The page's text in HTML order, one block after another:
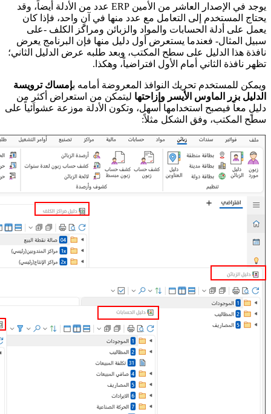
يوجد في الإصدار العاشر من الأمين ERP عدد من الأدلة أيضاً، وقد
يحتاج المستخدم إلى التعامل مع عدد منها في آنٍ واحد، فإذا كان
يعمل على أدلة الحسابات والمواد والزبائن ومراكز الكلف -على
سبيل المثال- فعندما يستعرض أول دليل منها فإن البرنامج يعرض
نافذة هذا الدليل على سطح المكتب، وبعد طلبه عرض الدليل الثاني؛
تظهر نافذة الثاني أمام الأول افتراضياً، وهكذا.
ويمكن للمستخدم تحريك النوافذ المعروضة أمامه بإمساك ترويسة
الدليل بزر الماوس الأيسر وإزاحتها ليتمكن من استعراض أكثرِ من
دليلٍ معاً فيصبح استخدامها أسهل، وتكون الأدلة موزعة عشوائياً على
سطح المكتب، وفق الشكل مثلاً: